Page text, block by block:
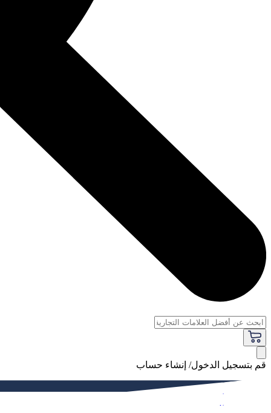
قم بتسجيل الدخول/ إنشاء حساب
فاخر
النساء
الرجال